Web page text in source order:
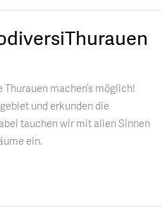
machen’s möglich!
und erkunden die
tauchen wir mit allen Sinnen
ein.